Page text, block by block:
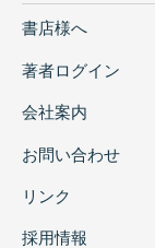
書店様へ
著者ログイン
会社案内
お問い合わせ
リンク
採用情報